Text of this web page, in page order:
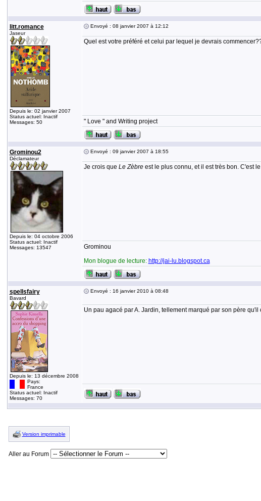
litt.romance
Jaseur
Depuis le: 02 janvier 2007
Status actuel: Inactif
Messages: 50
Envoyé : 08 janvier 2007 à 12:12
Quel est votre préféré et celui par lequel je devrais
" Love " and Writing project
Grominou2
Déclamateur
Depuis le: 04 octobre 2006
Status actuel: Inactif
Messages: 13547
Envoyé : 09 janvier 2007 à 18:55
Je crois que Le Zèbreest le plus connu, et il est très bon. C'est
Grominou
Mon blogue de lecture: http://jai-lu.blogspot.ca
spellsfairy
Bavard
Depuis le: 13 décembre 2008
Pays:
France
Status actuel: Inactif
Messages: 70
Envoyé : 16 janvier 2010 à 08:48
Un pau agacé par A. Jardin, tellement marqué par son père
Version imprimable
Aller au Forum